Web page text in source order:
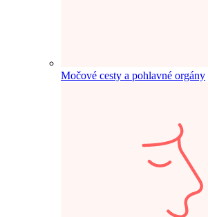
Močové cesty a pohlavné orgány